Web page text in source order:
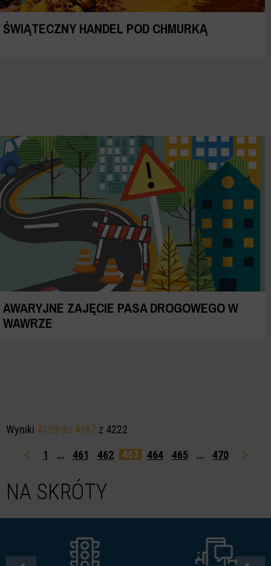
ŚWIĄTECZNY HANDEL POD CHMURKĄ
AWARYJNE ZAJĘCIE PASA DROGOWEGO W
WAWRZE
Wyniki 4159 do 4167 z 4222
1 … 461 462 463 464 465 … 470
NA SKRÓTY